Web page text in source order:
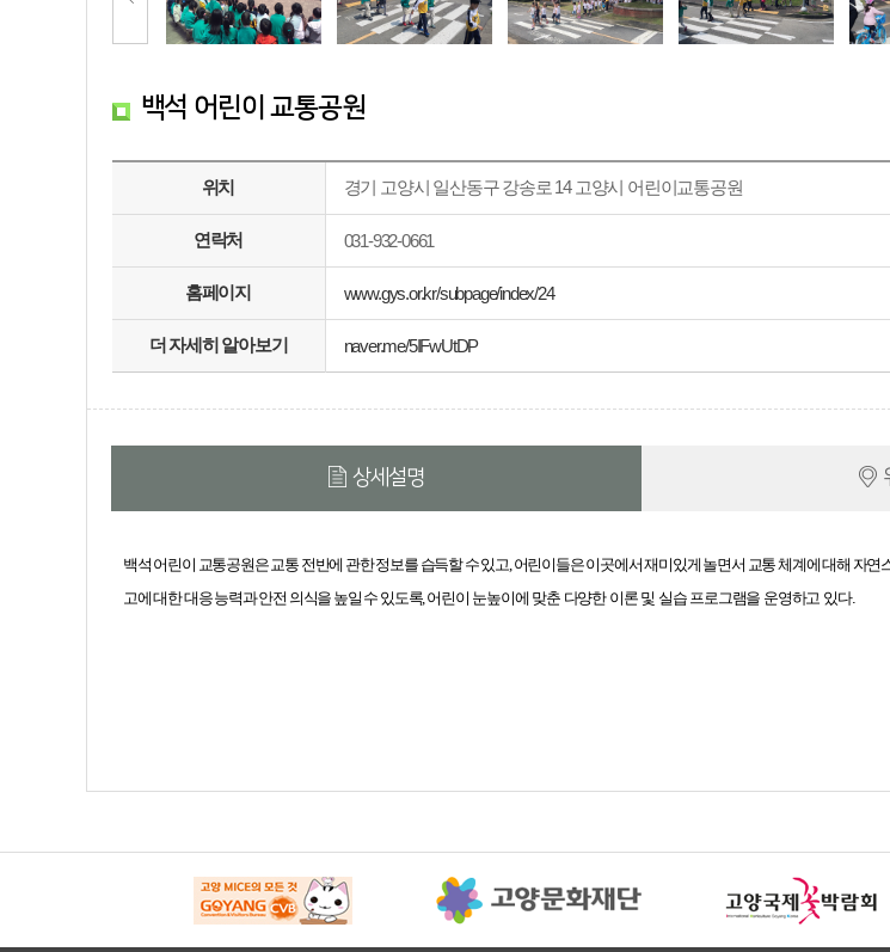
백석 어린이 교통공원
위치 경기 고양시 일산동구 강송로 14 고양시 어린이교통공원
연락처 031-932-0661
홈페이지 www.gys.or.kr/subpage/index/24
더 자세히 알아보기 naver.me/5IFwUtDP
상세설명
백석 어린이 교통공원은 교통 전반에 관한 정보를 습득할 수 있고, 어린이들은 이곳에서 재미있게 놀면서 교통 체계에 대해 자연
고에 대한 대응 능력과 안전 의식을 높일 수 있도록, 어린이 눈높이에 맞춘 다양한 이론 및 실습 프로그램을 운영하고 있다.